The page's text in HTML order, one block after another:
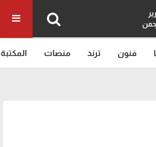
فنون ترند منصات المكتبة